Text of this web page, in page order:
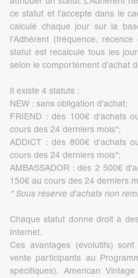
ce statut et l’accepte dans le
calculé chaque jour sur la
l’Adhérent (fréquence,
statut est recalculé tous les
selon le comportement d’achat
Il existe 4 statuts :
NEW : sans obligation d’achat;
FRIEND : dès 100€ d’achats
cours des 24 derniers mois*;
ADDICT : dès 800€ d’achats
cours des 24 derniers mois*;
AMBASSADOR : dès 2 500€
150€ au cours des 24 derniers
* Sous réserve d’achats non
Chaque statut donne droit à
Internet.
Ces avantages (évolutifs)
vente participants au
spécifiques). American